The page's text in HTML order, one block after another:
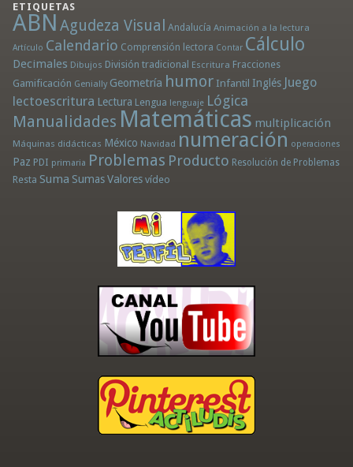
ETIQUETAS
ABN Agudeza Visual Andalucía Animación a la lectura
Artículo Calendario Comprensión lectora Contar Cálculo
Decimales Dibujos División tradicional Escritura Fracciones
Gamificación Genially Geometría humor Infantil Inglés Juego
lectoescritura Lectura Lengua lenguaje Lógica
Manualidades Matemáticas multiplicación
Máquinas didácticas México Navidad numeración operaciones
Paz PDI primaria Problemas Producto Resolución de Problemas
Resta Suma Sumas Valores vídeo